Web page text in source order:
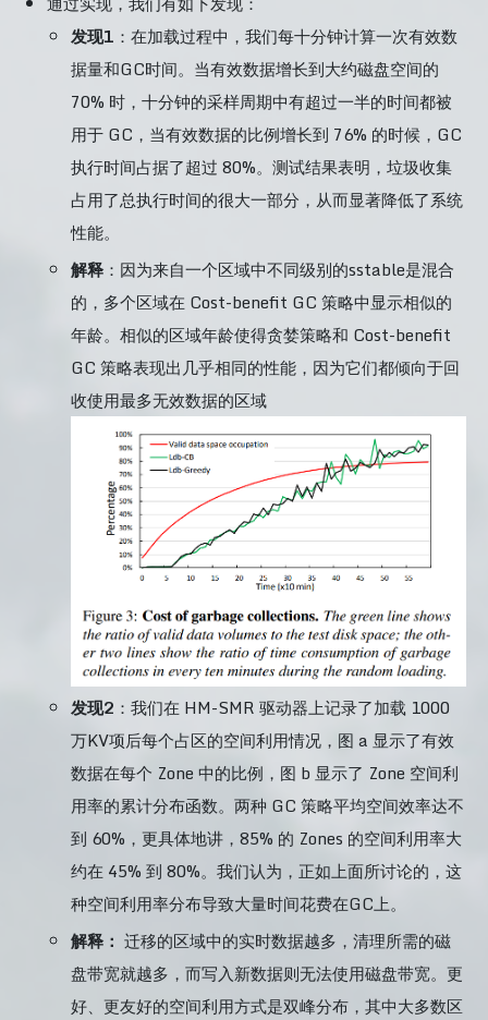
发现1 ：在加载过程中，我们每十分钟计算一次有效数
据量和GC时间。当有效数据增长到大约磁盘空间的
70% 时，十分钟的采样周期中有超过一半的时间都被
用于 GC，当有效数据的比例增长到 76% 的时候，GC
执行时间占据了超过 80%。测试结果表明，垃圾收集
占用了总执行时间的很大一部分，从而显著降低了系统
性能。
解释 ：因为来自一个区域中不同级别的sstable是混合
的，多个区域在 Cost-benefit GC 策略中显示相似的
年龄。相似的区域年龄使得贪婪策略和 Cost-benefit
GC 策略表现出几乎相同的性能，因为它们都倾向于回
收使用最多无效数据的区域
发现2 ：我们在 HM-SMR 驱动器上记录了加载 1000
万KV项后每个占区的空间利用情况，图 a 显示了有效
数据在每个 Zone 中的比例，图 b 显示了 Zone 空间利
用率的累计分布函数。两种 GC 策略平均空间效率达不
到 60%，更具体地讲，85% 的 Zones 的空间利用率大
约在 45% 到 80%。我们认为，正如上面所讨论的，这
种空间利用率分布导致大量时间花费在GC上。
解释： 迁移的区域中的实时数据越多，清理所需的磁
盘带宽就越多，而写入新数据则无法使用磁盘带宽。更
好、更友好的空间利用方式是双峰分布，其中大多数区